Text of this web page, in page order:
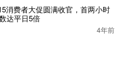
消费者大促圆满收官，首两小时
达平日5倍
4年前